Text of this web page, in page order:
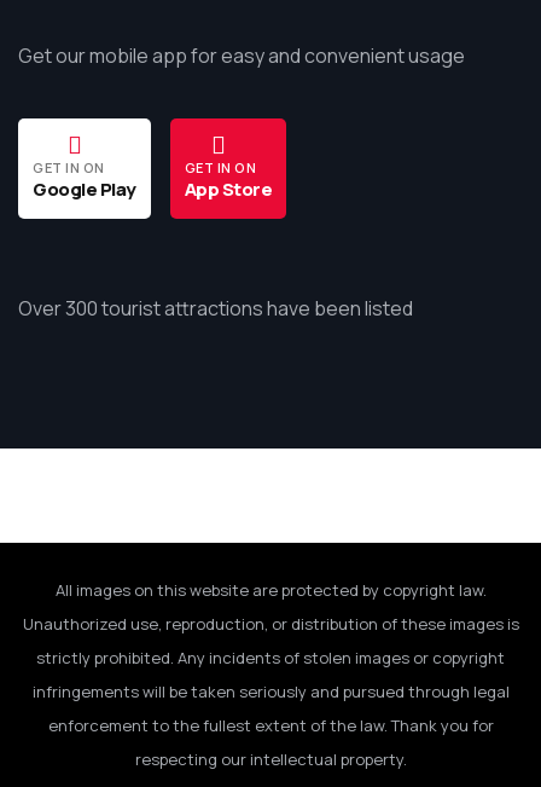
Get our mobile app for easy and convenient usage
GET IN ON
Google Play
GET IN ON
App Store
Over 300 tourist attractions have been listed
All images on this website are protected by copyright law.
Unauthorized use, reproduction, or distribution of these images is
strictly prohibited. Any incidents of stolen images or copyright
infringements will be taken seriously and pursued through legal
enforcement to the fullest extent of the law. Thank you for
respecting our intellectual property.